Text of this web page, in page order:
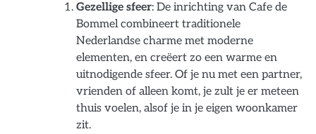
Gezellige sfeer: De inrichting van Cafe de
Bommel combineert traditionele
Nederlandse charme met moderne
elementen, en creëert zo een warme en
uitnodigende sfeer. Of je nu met een partner,
vrienden of alleen komt, je zult je er meteen
thuis voelen, alsof je in je eigen woonkamer
zit.